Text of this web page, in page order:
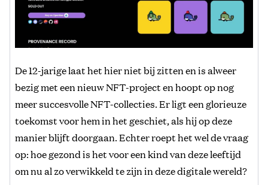
De 12-jarige laat het hier niet bij zitten en is alweer
bezig met een nieuw NFT-project en hoopt op nog
meer succesvolle NFT-collecties. Er ligt een glorieuze
toekomst voor hem in het geschiet, als hij op deze
manier blijft doorgaan. Echter roept het wel de vraag
op: hoe gezond is het voor een kind van deze leeftijd
om nu al zo verwikkeld te zijn in deze digitale wereld?